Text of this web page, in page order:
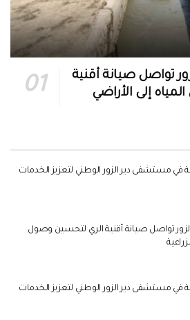
تواصل صيانة أقنية
إلى الأراضي
مستشفى دير الزور الوطني لتعزيز الخدمات
الزور تواصل صيانة أقنية الري لتحسين وصول
مستشفى دير الزور الوطني لتعزيز الخدمات